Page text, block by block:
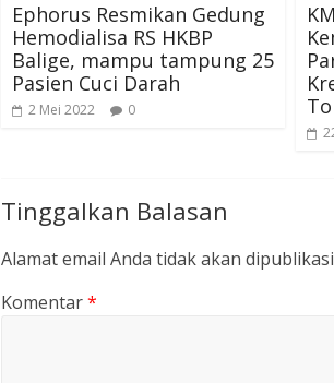
Ephorus Resmikan Gedung
Hemodialisa RS HKBP
Balige, mampu tampung 25
Pasien Cuci Darah
2 Mei 2022 0
Tinggalkan Balasan
Alamat email Anda tidak akan
Komentar*